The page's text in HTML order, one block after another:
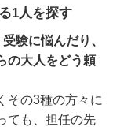
1人を探す
験に悩んだり、
の大人をどう頼
その3種の方々に
ても、担任の先